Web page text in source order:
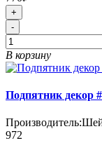
+
-
В корзину
Подпятник декор
Производитель:
972